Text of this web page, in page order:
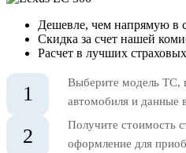
Дешевле, чем напрямую в
Скидка за счет нашей
Расчет в лучших
1
Выберите модель ТС,
автомобиля и данные
2
Получите стоимость
оформление для